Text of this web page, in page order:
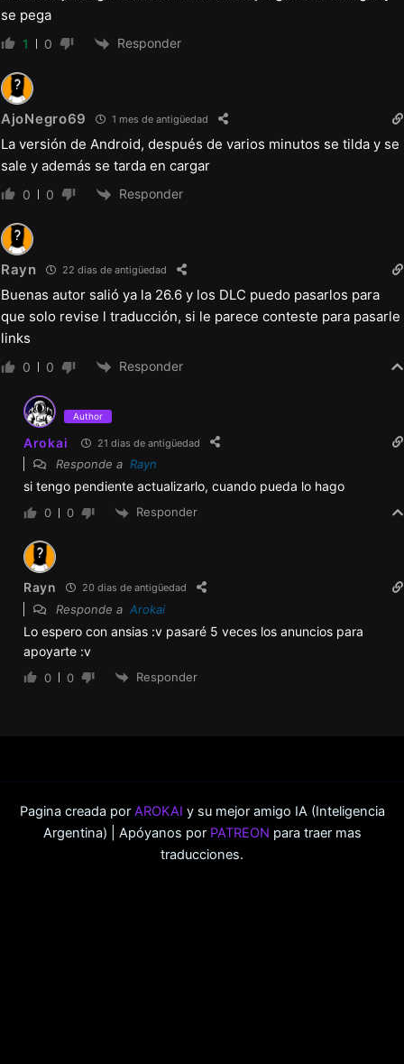
se pega
1 0 Responder
AjoNegro69 1 mes de antigüedad
La versión de Android, después de varios minutos se tilda y se
sale y además se tarda en cargar
0 0 Responder
Rayn 22 dias de antigüedad
Buenas autor salió ya la 26.6 y los DLC puedo pasarlos para
que solo revise l traducción, si le parece conteste para pasarle
links
0 0 Responder
Author
Arokai 21 dias de antigüedad
Responde a Rayn
si tengo pendiente actualizarlo, cuando pueda lo hago
0 0 Responder
Rayn 20 dias de antigüedad
Responde a Arokai
Lo espero con ansias :v pasaré 5 veces los anuncios para
apoyarte :v
0 0 Responder
Pagina creada por AROKAI y su mejor amigo IA (Inteligencia
Argentina) | Apóyanos por PATREON para traer mas
traducciones.